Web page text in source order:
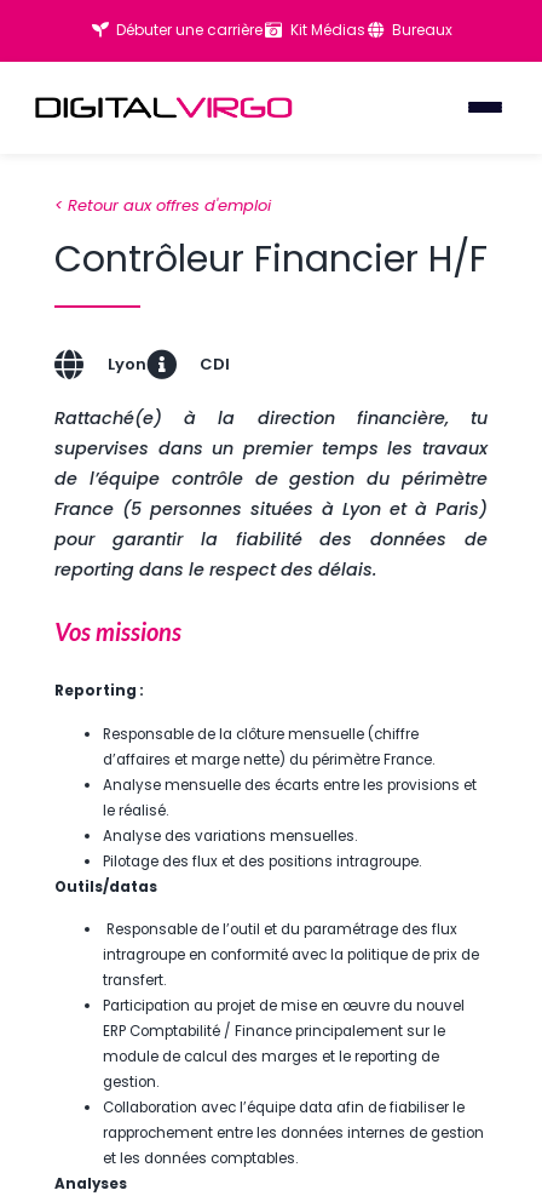
Débuter une carrière Kit Médias Bureaux
< Retour aux offres d'emploi
Contrôleur Financier H/F
Lyon CDI
Rattaché(e) à la direction financière, tu
supervises dans un premier temps les travaux
de l’équipe contrôle de gestion du périmètre
France (5 personnes situées à Lyon et à Paris)
pour garantir la fiabilité des données de
reporting dans le respect des délais.
Vos missions
Reporting :
Responsable de la clôture mensuelle (chiffre
d’affaires et marge nette) du périmètre France.
Analyse mensuelle des écarts entre les provisions et
le réalisé.
Analyse des variations mensuelles.
Pilotage des flux et des positions intragroupe.
Outils/datas
Responsable de l’outil et du paramétrage des flux
intragroupe en conformité avec la politique de prix de
transfert.
Participation au projet de mise en œuvre du nouvel
ERP Comptabilité / Finance principalement sur le
module de calcul des marges et le reporting de
gestion.
Collaboration avec l’équipe data afin de fiabiliser le
rapprochement entre les données internes de gestion
et les données comptables.
Analyses